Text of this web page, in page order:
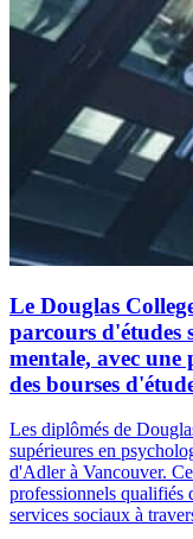
Le Douglas
parcours d'études
mentale, avec une
des bourses
Les diplômés de
supérieures en
d'Adler à Vancouver.
professionnels qualifiés
services sociaux à